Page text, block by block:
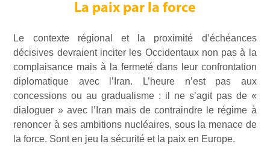
La paix par la force
Le contexte régional et la proximité d’échéances
décisives devraient inciter les Occidentaux non pas à la
complaisance mais à la fermeté dans leur confrontation
diplomatique avec l’Iran. L’heure n’est pas aux
concessions ou au gradualisme : il ne s’agit pas de «
dialoguer » avec l’Iran mais de contraindre le régime à
renoncer à ses ambitions nucléaires, sous la menace de
la force. Sont en jeu la sécurité et la paix en Europe.